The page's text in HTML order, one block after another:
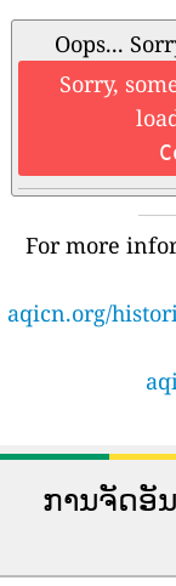
Oops...
Sorry,
For more
aqicn.org/
ການຈັດອັ